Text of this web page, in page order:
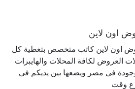
اون لاين
اون لاين كاتب متخصص بتغطية كل
العروض لكافة المحلات والهايبرات
فى مصر ويضعها بين يديكم فى
وقت